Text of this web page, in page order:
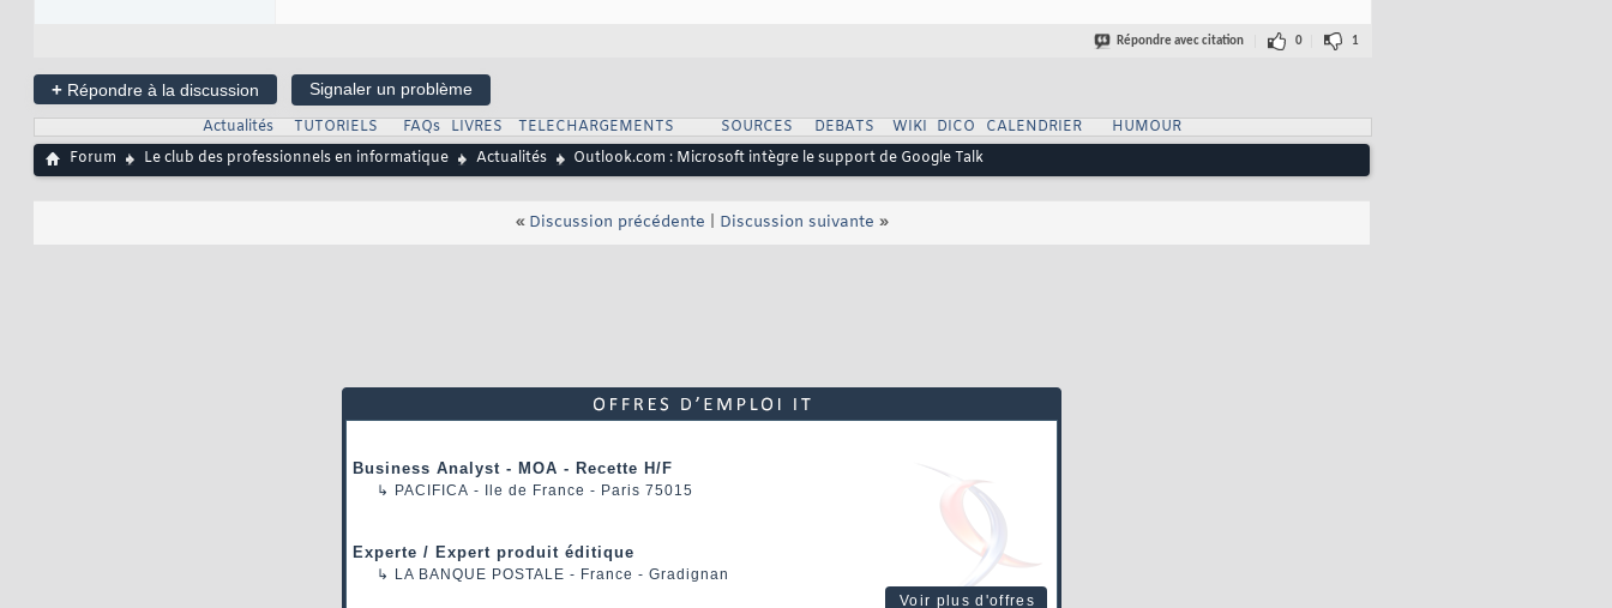
Répondre avec citation 0 1
+ Répondre à la discussion
Signaler un problème
Actualités
TUTORIELS FAQs LIVRES TELECHARGEMENTS SOURCES DEBATS WIKI DICO CALENDRIER
HUMOUR
Forum
Le club des professionnels en informatique Actualités Outlook.com : Microsoft intègre le support de Google Talk
« Discussion précédente Discussion suivante »
Business Analyst - MOA - Recette H/F
↳ PACIFICA - Ile de France - Paris 75015
Experte / Expert produit éditique
↳ LA BANQUE POSTALE - France - Gradignan
Voir plus d'offres